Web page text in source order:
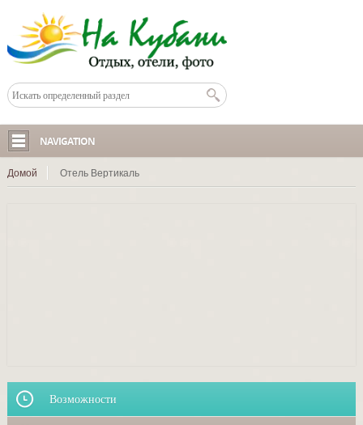
NAVIGATION
Домой Отель Вертикаль
Возможности